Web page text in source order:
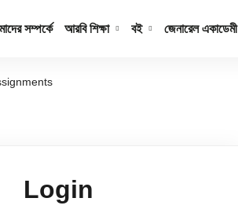
সম্পর্কে আরবি শিক্ষা বই জেনারেল একাডেমী
Login